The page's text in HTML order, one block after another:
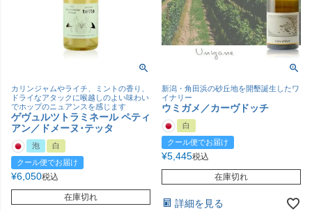
カリンジャムやライチ、ミントの香り、
ドライなアタックに喉越しのよい味わい
でホップのニュアンスを感じます
ゲヴュルツトラミネール ペティ
アン／ドメーヌ･テッタ
泡
白
クール便でお届け
¥6,050税込
在庫切れ
新潟・角田浜の砂丘地を開墾誕生したワ
イナリー
ウミガメ／カーヴドッチ
白
クール便でお届け
¥5,445税込
在庫切れ
詳細を見る